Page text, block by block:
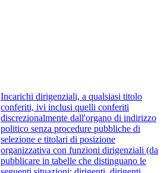
Incarichi dirigenziali, a qualsiasi titolo
conferiti, ivi inclusi quelli conferiti
discrezionalmente dall'organo di indirizzo
politico senza procedure pubbliche di
selezione e titolari di posizione
organizzativa con funzioni dirigenziali (da
pubblicare in tabelle che distinguano le